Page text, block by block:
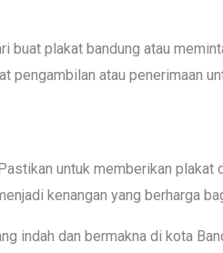
plakat bandung atau
pengambilan atau penerimaan
untuk memberikan plakat
kenangan yang berharga
indah dan bermakna di kota